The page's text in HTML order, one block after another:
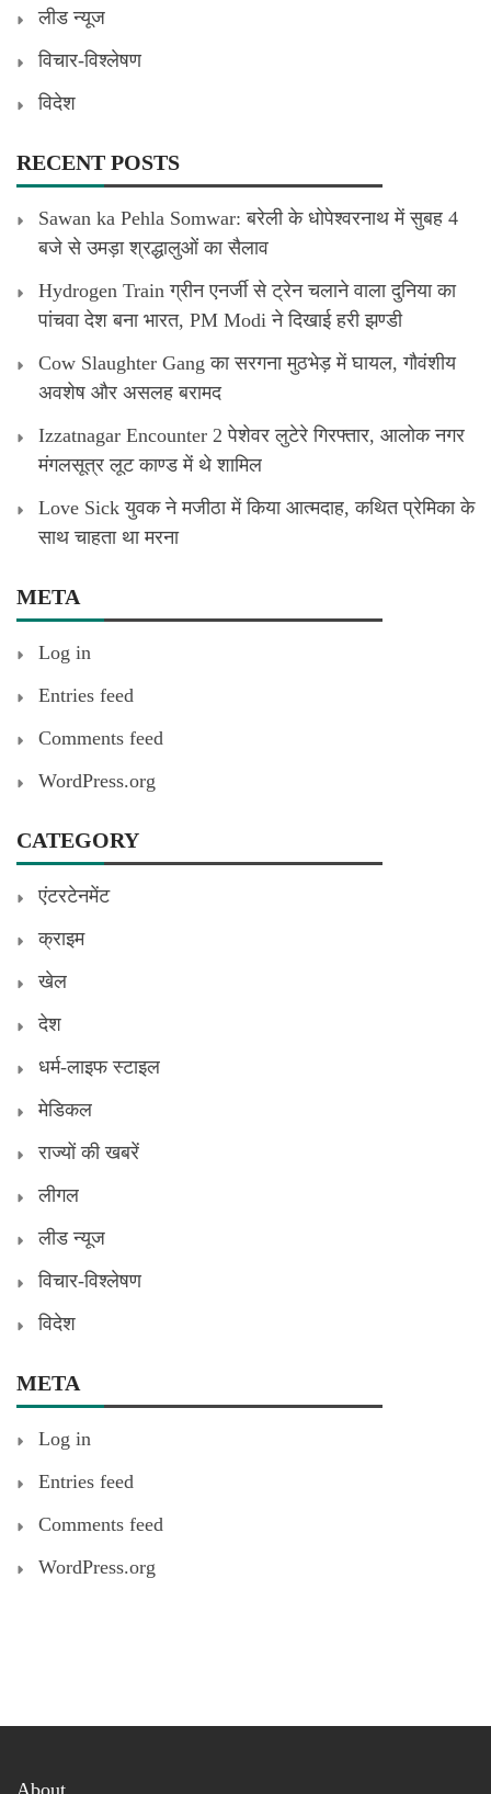
लीड न्यूज
विचार-विश्लेषण
विदेश
RECENT POSTS
Sawan ka Pehla Somwar: बरेली के धोपेश्वरनाथ में सुबह 4
बजे से उमड़ा श्रद्धालुओं का सैलाव
Hydrogen Train ग्रीन एनर्जी से ट्रेन चलाने वाला दुनिया का
पांचवा देश बना भारत, PM Modi ने दिखाई हरी झण्डी
Cow Slaughter Gang का सरगना मुठभेड़ में घायल, गौवंशीय
अवशेष और असलह बरामद
Izzatnagar Encounter 2 पेशेवर लुटेरे गिरफ्तार, आलोक नगर
मंगलसूत्र लूट काण्‍ड में थे शामिल
Love Sick युवक ने मजीठा में किया आत्मदाह, कथित प्रेमिका के
साथ चाहता था मरना
META
Log in
Entries feed
Comments feed
WordPress.org
CATEGORY
एंटरटेनमेंट
क्राइम
खेल
देश
धर्म-लाइफ स्टाइल
मेडिकल
राज्यों की खबरें
लीगल
लीड न्यूज
विचार-विश्लेषण
विदेश
META
Log in
Entries feed
Comments feed
WordPress.org
About